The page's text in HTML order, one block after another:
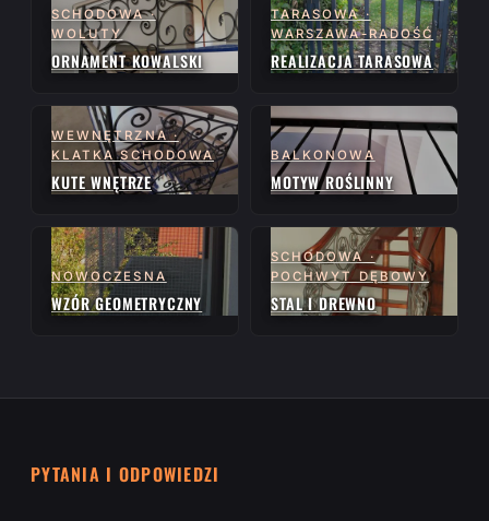
SCHODOWA ·
WOLUTY
ORNAMENT KOWALSKI
TARASOWA ·
WARSZAWA-RADOŚĆ
REALIZACJA TARASOWA
WEWNĘTRZNA ·
KLATKA SCHODOWA
KUTE WNĘTRZE
BALKONOWA
MOTYW ROŚLINNY
NOWOCZESNA
WZÓR GEOMETRYCZNY
SCHODOWA ·
POCHWYT DĘBOWY
STAL I DREWNO
PYTANIA I ODPOWIEDZI